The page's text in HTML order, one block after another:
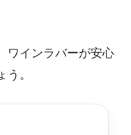
ワインラバーが安心
。